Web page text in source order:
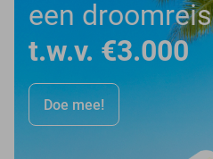
een droomreis
t.w.v. €3.000
Doe mee!